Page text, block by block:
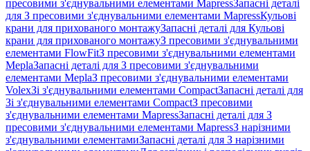
пресовими з'єднувальними елементами MapressЗапасні деталі
для З пресовими з'єднувальними елементами MapressКульові
крани для прихованого монтажуЗапасні деталі для Кульові
крани для прихованого монтажуЗ пресовими з'єднувальними
елементами FlowFitЗ пресовими з'єднувальними елементами
MeplaЗапасні деталі для З пресовими з'єднувальними
елементами MeplaЗ пресовими з'єднувальними елементами
VolexЗі з'єднувальними елементами CompactЗапасні деталі для
Зі з'єднувальними елементами CompactЗ пресовими
з'єднувальними елементами MapressЗапасні деталі для З
пресовими з'єднувальними елементами MapressЗ нарізними
з'єднувальними елементамиЗапасні деталі для З нарізними